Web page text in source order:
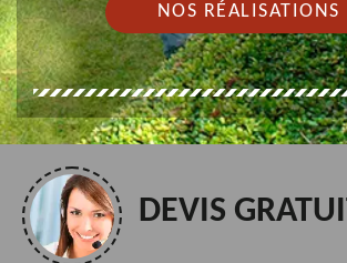
NOS RÉALISATIONS
DEVIS